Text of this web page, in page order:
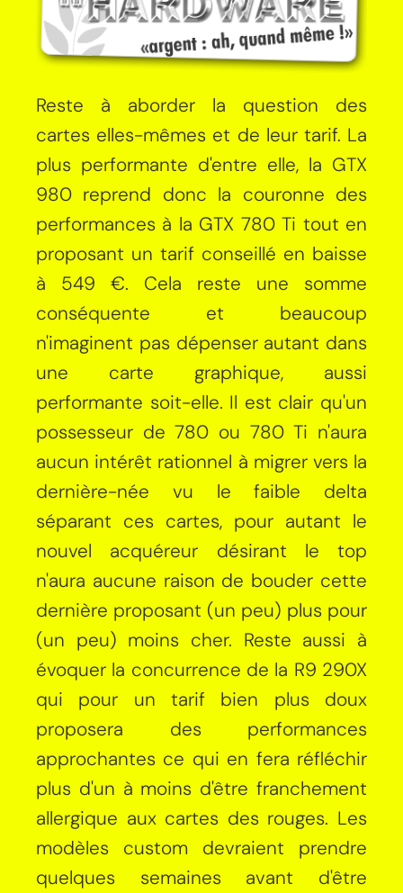
Reste à aborder la question des
cartes elles-mêmes et de leur tarif. La
plus performante d'entre elle, la GTX
980 reprend donc la couronne des
performances à la GTX 780 Ti tout en
proposant un tarif conseillé en baisse
à 549 €. Cela reste une somme
conséquente et beaucoup
n'imaginent pas dépenser autant dans
une carte graphique, aussi
performante soit-elle. Il est clair qu'un
possesseur de 780 ou 780 Ti n'aura
aucun intérêt rationnel à migrer vers la
dernière-née vu le faible delta
séparant ces cartes, pour autant le
nouvel acquéreur désirant le top
n'aura aucune raison de bouder cette
dernière proposant (un peu) plus pour
(un peu) moins cher. Reste aussi à
évoquer la concurrence de la R9 290X
qui pour un tarif bien plus doux
proposera des performances
approchantes ce qui en fera réfléchir
plus d'un à moins d'être franchement
allergique aux cartes des rouges. Les
modèles custom devraient prendre
quelques semaines avant d'être